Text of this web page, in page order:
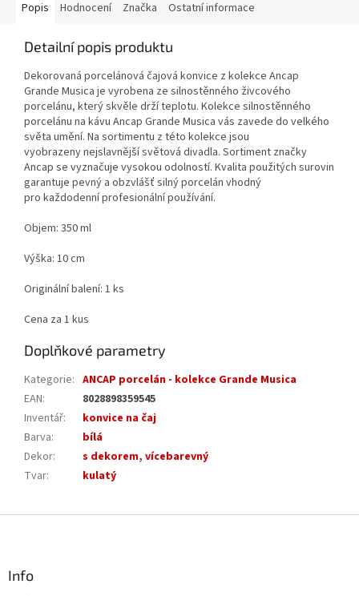
Popis Hodnocení Značka Ostatní informace
Detailní popis produktu
Dekorovaná porcelánová čajová konvice z kolekce Ancap
Grande Musica je vyrobena ze silnostěnného živcového
porcelánu, který skvěle drží teplotu. Kolekce silnostěnného
porcelánu na kávu Ancap Grande Musica vás zavede do velkého
světa umění. Na sortimentu z této kolekce jsou
vyobrazeny nejslavnější světová divadla. Sortiment značky
Ancap se vyznačuje vysokou odolností. Kvalita použitých surovin
garantuje pevný a obzvlášť silný porcelán vhodný
pro každodenní profesionální používání.
Objem: 350 ml
Výška: 10 cm
Originální balení: 1 ks
Cena za 1 kus
Doplňkové parametry
Kategorie: ANCAP porcelán - kolekce Grande Musica
EAN:
8028898359545
Inventář:
konvice na čaj
Barva:
bílá
Dekor: s dekorem, vícebarevný
Tvar: kulatý
Info